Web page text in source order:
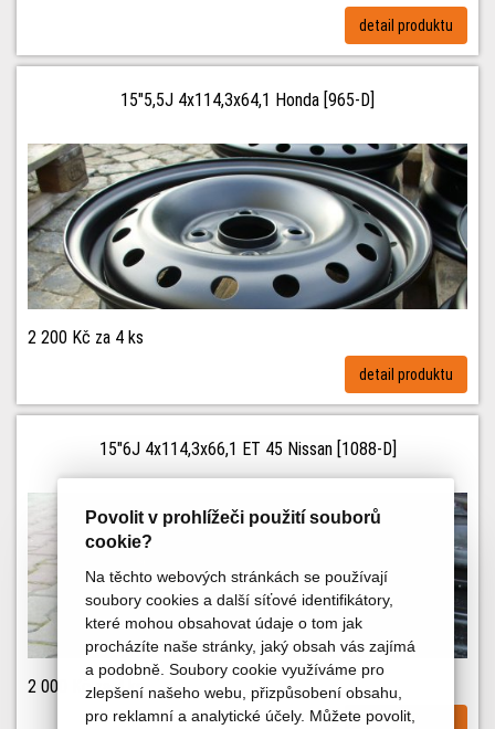
Povolit v prohlížeči použití souborů
cookie?
Na těchto webových stránkách se používají
soubory cookies a další síťové identifikátory,
které mohou obsahovat údaje o tom jak
procházíte naše stránky, jaký obsah vás zajímá
a podobně. Soubory cookie využíváme pro
zlepšení našeho webu, přizpůsobení obsahu,
pro reklamní a analytické účely. Můžete povolit,
detail produktu
15"5,5J 4x114,3x64,1 Honda [965-D]
2 200 Kč za 4 ks
detail produktu
15"6J 4x114,3x66,1 ET 45 Nissan [1088-D]
2 000 Kčza 4 ks
detail produktu